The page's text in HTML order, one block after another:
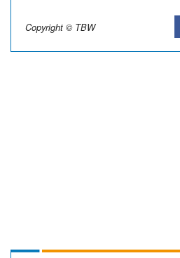
Copyright © TBW